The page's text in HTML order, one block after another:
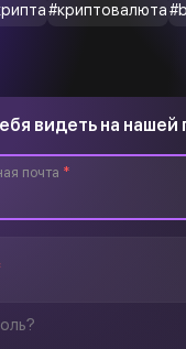
#криптовалюта
видеть на
почта *